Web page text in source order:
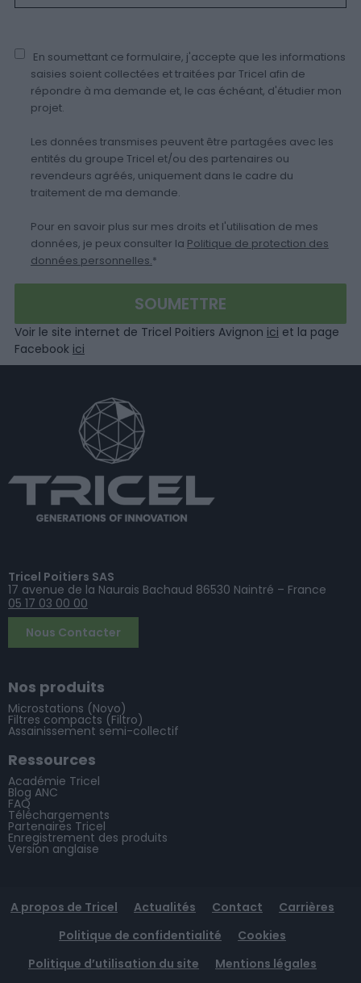
En soumettant ce formulaire, j'accepte que les informations
saisies soient collectées et traitées par Tricel afin de
répondre à ma demande et, le cas échéant, d'étudier mon
projet.
Les données transmises peuvent être partagées avec les
entités du groupe Tricel et/ou des partenaires ou
revendeurs agréés, uniquement dans le cadre du
traitement de ma demande.
Pour en savoir plus sur mes droits et l'utilisation de mes
données, je peux consulter la Politique de protection des
données personnelles.*
Voir le site internet de Tricel Poitiers Avignon ici et la page
Facebook ici
Tricel Poitiers SAS
17 avenue de la Naurais Bachaud 86530 Naintré – France
05 17 03 00 00
Nous Contacter
Nos produits
Microstations (Novo)
Filtres compacts (Filtro)
Assainissement semi-collectif
Ressources
Académie Tricel
Blog ANC
FAQ
Téléchargements
Partenaires Tricel
Enregistrement des produits
Version anglaise
A propos de Tricel Actualités Contact
Carrières
Politique de confidentialité
Cookies
Politique d’utilisation du site
Mentions légales